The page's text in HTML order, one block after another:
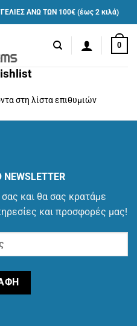
ΑΝΩ ΤΩΝ 100€ (έως 2 κιλά)
0
στη λίστα επιθυμιών
και θα σας κρατάμε
και προσφορές μας!